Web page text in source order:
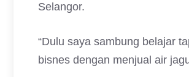
Selangor.
“Dulu saya sambung belajar
bisnes dengan menjual air